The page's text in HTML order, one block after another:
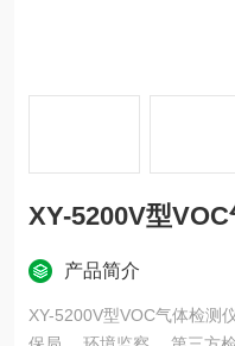
XY-5200V型
产品简介
XY-5200V型VOC气体检测